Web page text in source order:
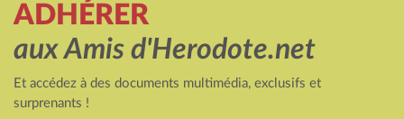
ADHÉRER
aux Amis d'Herodote.net
Et accédez à des documents multimédia, exclusifs et
surprenants !